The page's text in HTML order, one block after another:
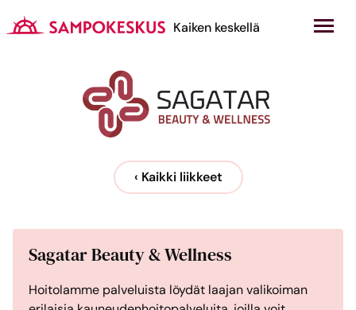
sisältöön
Kauppakeskus Sampokeskus
Kaiken keskellä
‹ Kaikki liikkeet
Sagatar Beauty & Wellness
Hoitolamme palveluista löydät laajan valikoiman